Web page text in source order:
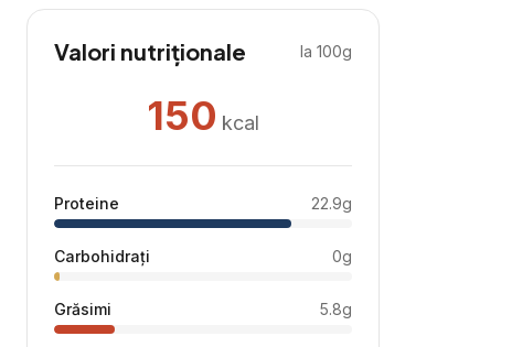
Valori nutriționale la 100g
150 kcal
Proteine 22.9g
Carbohidrați 0g
Grăsimi 5.8g